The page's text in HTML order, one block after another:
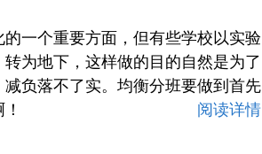
一个重要方面，但有些学校以实验
为地下，这样做的目的自然是为了
负落不了实。均衡分班要做到首先
阅读详情